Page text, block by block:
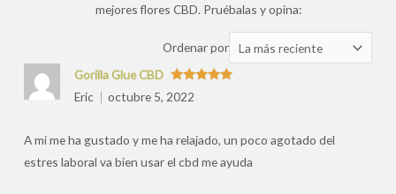
mejores flores CBD. Pruébalas y opina:
Ordenar por Ordenar
las
Valorado
con
Gorilla Glue CBD
Eric
octubre 5, 2022
A mi me ha gustado y me ha relajado, un poco agotado del
estres laboral va bien usar el cbd me ayuda